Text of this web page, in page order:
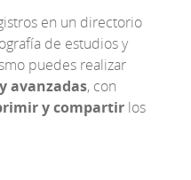
en un directorio
de estudios y
puedes realizar
avanzadas, con
y compartir los